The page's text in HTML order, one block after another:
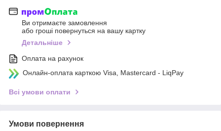
Ви отримаєте замовлення
або гроші повернуться на вашу картку
Детальніше
Оплата на рахунок
Онлайн-оплата карткою Visa, Mastercard - LiqPay
Всі умови оплати
Умови повернення